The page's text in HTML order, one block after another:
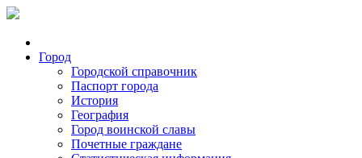
Город
Городской справочник
Паспорт города
История
География
Город воинской славы
Почетные граждане